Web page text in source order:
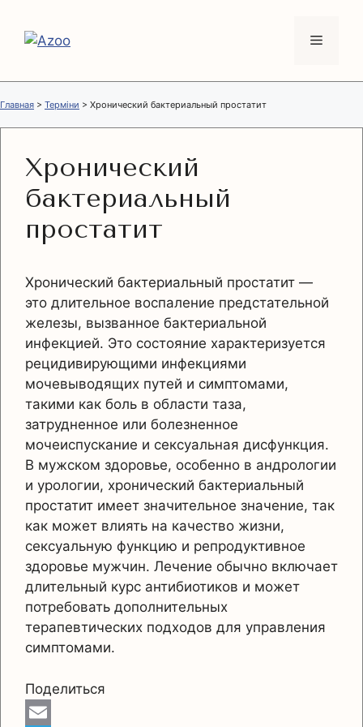
содержимому
Меню
Главная > Терміни > Хронический бактериальный простатит
Хронический
бактериальный
простатит
Хронический бактериальный простатит —
это длительное воспаление предстательной
железы, вызванное бактериальной
инфекцией. Это состояние характеризуется
рецидивирующими инфекциями
мочевыводящих путей и симптомами,
такими как боль в области таза,
затрудненное или болезненное
мочеиспускание и сексуальная дисфункция.
В мужском здоровье, особенно в андрологии
и урологии, хронический бактериальный
простатит имеет значительное значение, так
как может влиять на качество жизни,
сексуальную функцию и репродуктивное
здоровье мужчин. Лечение обычно включает
длительный курс антибиотиков и может
потребовать дополнительных
терапевтических подходов для управления
симптомами.
Поделиться